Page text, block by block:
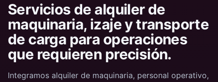
Servicios de alquiler de
maquinaria, izaje y transporte
de carga para operaciones
que requieren precisión.
Integramos alquiler de maquinaria, personal operativo,